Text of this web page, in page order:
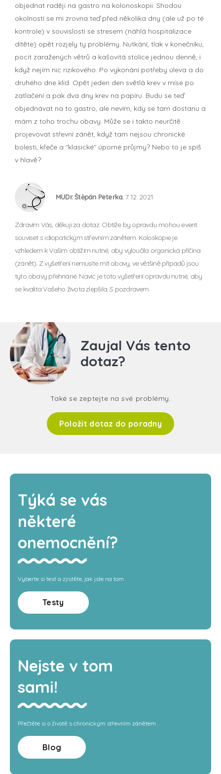
objednat raději na gastro na kolonoskopii. Shodou
okolností se mi zrovna teď před několika dny (ale už po té
kontrole) v souvislosti se stresem (náhlá hospitalizace
dítěte) opět rozjely ty problémy. Nutkání, tlak v konečníku,
pocit zaražených větrů a kašovitá stolice jednou denně, i
když nejím nic rizikového. Po vykonání potřeby úleva a do
druhého dne klid. Opět jeden den světlá krev v míse po
zatlačení a pak dva dny krev na papíru. Budu se teď
objednávat na to gastro, ale nevím, kdy se tam dostanu a
mám z toho trochu obavy. Může se i takto neurčitě
projevovat střevní zánět, když tam nejsou chronické
bolesti, křeče a "klasické" úporné průjmy? Nebo to je spíš
v hlavě?
MUDr. Štěpán Peterka, 7. 12. 2021
Zdravím Vás, děkuji za dotaz. Obtíže by opravdu mohou event.
souviset s idiopatickým střevním zánětem. Koloskopie je
vzhledem k Vašim obtížím nutné, aby vyloučila organická příčina
(zánět). Z vyšetření nemusíte mít obavy, ve většině případů jsou
tyto obavy přehnané. Navíc je toto vyšetření opravdu nutné, aby
se kvalita Vašeho života zlepšila. S pozdravem
Zaujal Vás tento
dotaz?
Také se zeptejte na své problémy.
Položit dotaz do poradny
Týká se vás
některé
onemocnění?
Vyberte si test a zjistěte, jak jste na tom
Testy
Nejste v tom
sami!
Přečtěte si o životě s chronickým střevním zánětem
Blog